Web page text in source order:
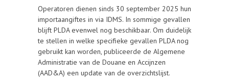
Operatoren dienen sinds 30 september 2025 hun
importaangiftes in via IDMS. In sommige gevallen
blijft PLDA evenwel nog beschikbaar. Om duidelijk
te stellen in welke specifieke gevallen PLDA nog
gebruikt kan worden, publiceerde de Algemene
Administratie van de Douane en Accijnzen
(AAD&A) een update van de overzichtslijst.